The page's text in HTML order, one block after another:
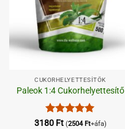
CUKORHELYETTESÍTŐK
Paleok 1:4 Cukorhelyettesítő
Értékelés:5
3180 Ft (2504 Ft+áfa)